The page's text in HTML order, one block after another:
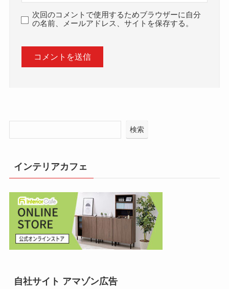
次回のコメントで使用するためブラウザーに自分
の名前、メールアドレス、サイトを保存する。
検索
インテリアカフェ
自社サイト アマゾン広告